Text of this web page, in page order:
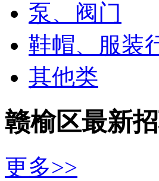
泵、阀门
鞋帽、服装
其他类
赣榆区最新
更多>>